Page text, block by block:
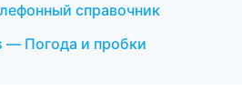
справочник
— Погода и пробки